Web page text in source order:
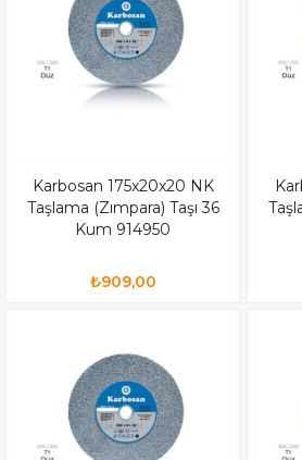
Karbosan 175x20x20 NK
Taşlama (Zımpara) Taşı 36
Kum 914950
₺909,00